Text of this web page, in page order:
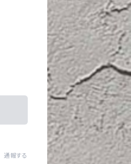
通報する